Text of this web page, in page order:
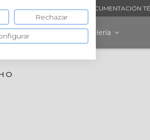
Y ASISTENCIA DOCUMENTACIÓN
fotovoltaica Hostelería
Rechazar